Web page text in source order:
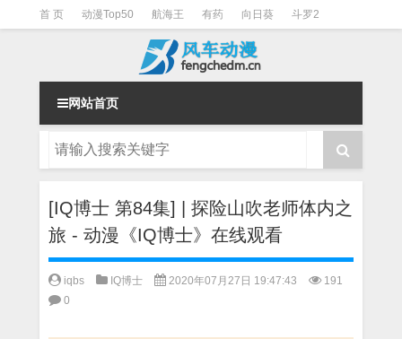
首 页 动漫Top50 航海王 有药 向日葵 斗罗2
一拳超人 柯南 阴阳师
网站首页
[IQ博士 第84集] | 探险山吹老师体内之
旅 - 动漫《IQ博士》在线观看
iqbs IQ博士 2020年07月27日 19:47:43
191
0